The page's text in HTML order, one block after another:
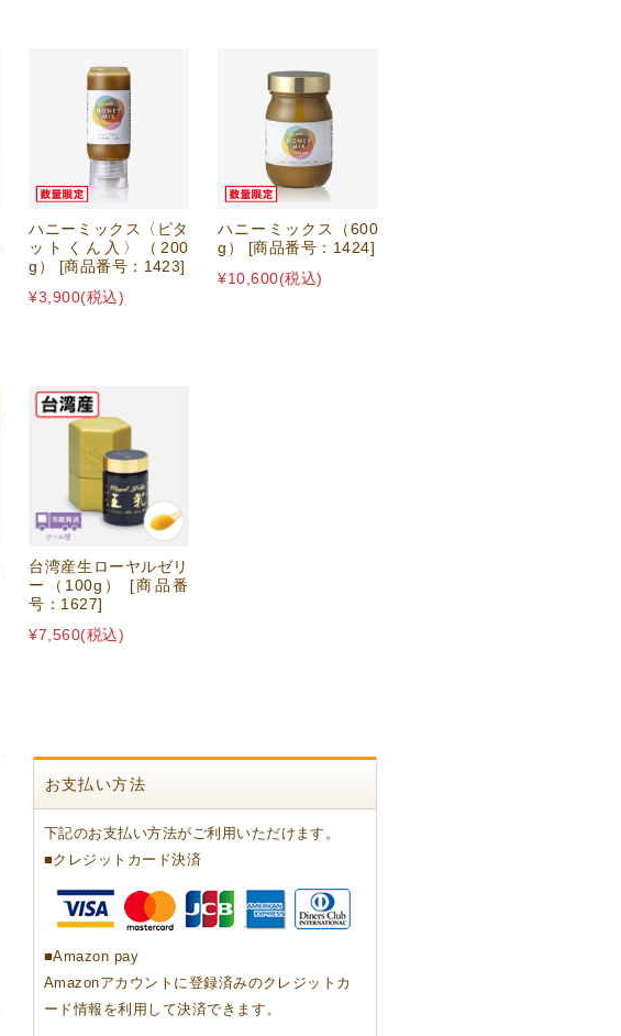
ハニーミックス〈ピタ
ットくん入〉（200
g） [商品番号：1423]
¥3,900(税込)
ハニーミックス（600
g） [商品番号：1424]
¥10,600(税込)
台湾産生ローヤルゼリ
ー（100g） [商品番
号：1627]
¥7,560(税込)
お支払い方法
下記のお支払い方法がご利用いただけます。
■クレジットカード決済
■Amazon pay
Amazonアカウントに登録済みのクレジットカ
ード情報を利用して決済できます。